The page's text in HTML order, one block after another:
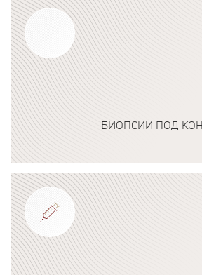
БИОПСИИ ПОД
Подробнее о программе